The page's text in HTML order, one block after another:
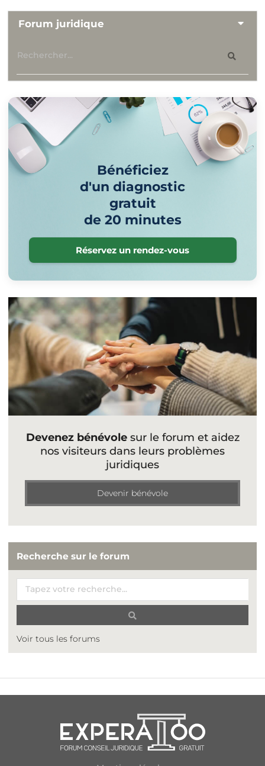
Forum juridique
Bénéficiez
d'un diagnostic
gratuit
de 20 minutes
Réservez un rendez-vous
Devenez bénévolesur le forum et aidez
nos visiteurs dans leurs problèmes
juridiques
Devenir bénévole
Recherche sur le forum
Voir tous les forums